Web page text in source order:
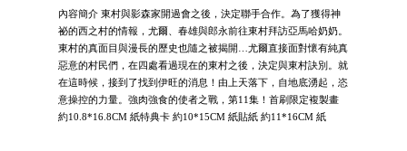
內容簡介 東村與影森家開過會之後，決定聯手合作。為了獲得神
祕的西之村的情報，尤爾、春雄與郎永前往東村拜訪亞馬哈奶奶。
東村的真面目與漫長的歷史也隨之被揭開…尤爾直接面對懷有純真
惡意的村民們，在四處看過現在的東村之後，決定與東村訣別。就
在這時候，接到了找到伊旺的消息！由上天落下，自地底湧起，恣
意操控的力量。強肉強食的使者之戰，第11集！首刷限定複製畫
約10.8*16.8CM 紙特典卡 約10*15CM 紙貼紙 約11*16CM 紙